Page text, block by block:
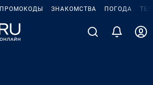
ПРОМОКОДЫ ЗНАКОМСТВА ПОГОДА